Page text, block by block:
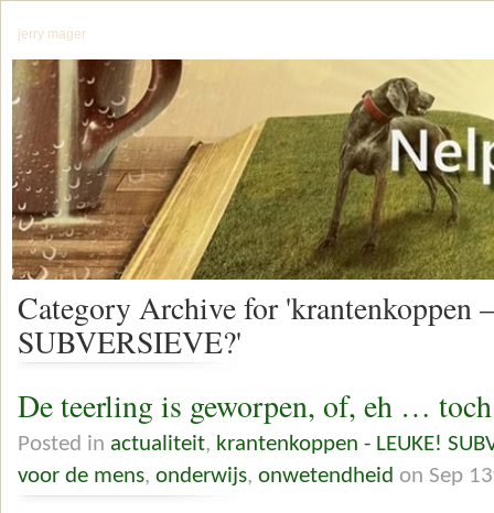
jerry mager
Category Archive for 'krantenkoppen
SUBVERSIEVE?'
De teerling is geworpen, of, eh …
Posted in actualiteit, krantenkoppen - LEUKE!
voor de mens, onderwijs, onwetendheid on Sep